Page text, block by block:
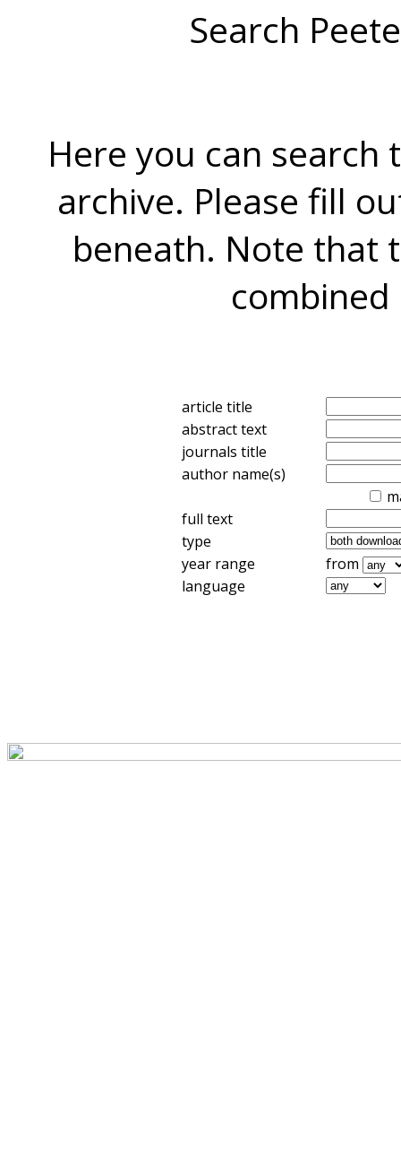
Search
Here you can search
archive. Please fill
beneath. Note that
combined
article title
abstract text
journals title
author name(s)
full text
type
year range
from
language